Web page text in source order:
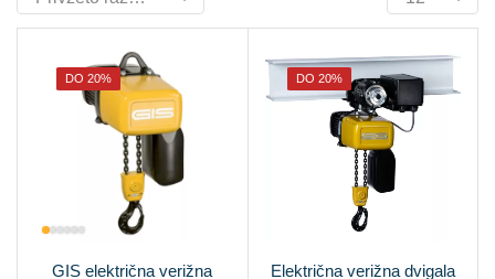
DO 20%
GIS električna verižna
DO 20%
Električna verižna dvigala